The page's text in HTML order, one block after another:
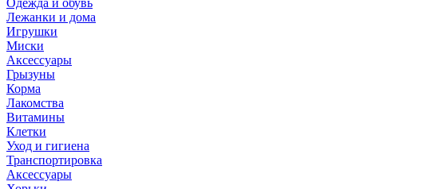
Одежда и обувь
Лежанки и дома
Игрушки
Миски
Аксессуары
Грызуны
Корма
Лакомства
Витамины
Клетки
Уход и гигиена
Транспортировка
Аксессуары